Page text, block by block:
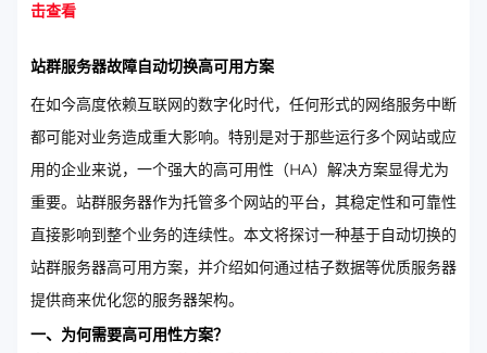
击查看
站群服务器故障自动切换高可用方案
在如今高度依赖互联网的数字化时代，任何形式的网络服务中断
都可能对业务造成重大影响。特别是对于那些运行多个网站或应
用的企业来说，一个强大的高可用性（HA）解决方案显得尤为
重要。站群服务器作为托管多个网站的平台，其稳定性和可靠性
直接影响到整个业务的连续性。本文将探讨一种基于自动切换的
站群服务器高可用方案，并介绍如何通过桔子数据等优质服务器
提供商来优化您的服务器架构。
一、为何需要高可用性方案？